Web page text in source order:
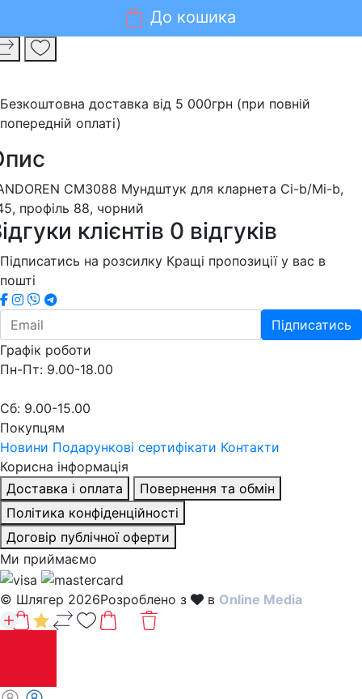
До кошика
Безкоштовна доставка від 5 000грн (при повній
попередній оплаті)
CM3088 Мундштук для кларнета Сі-b/Мі-b,
профіль 88, чорний
клієнтів 0 відгуків
Підписатись на розсилку Кращі пропозиції у вас в
пошті
Підписатись
Графік роботи
Пн-Пт: 9.00-18.00
Сб: 9.00-15.00
Покупцям
Новини Подарункові сертифікати Контакти
Корисна інформація
Доставка і оплата
Повернення та обмін
Політика конфіденційності
Договір публічної оферти
Ми приймаємо
© Шлягер 2026Розроблено з в Online Media